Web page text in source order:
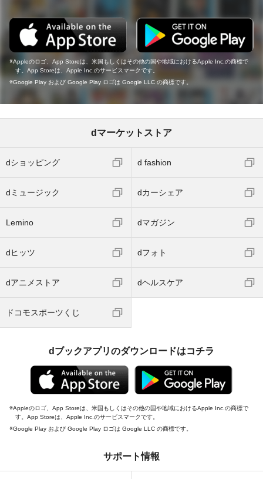
Appleのロゴ、App Storeは、米国もしくはその他の国や地域におけるApple Inc.の商標で
す。App Storeは、Apple Inc.のサービスマークです。
Google Play および Google Play ロゴは Google LLC の商標です。
dマーケットストア
dショッピング d fashion
dミュージック dカーシェア
Lemino dマガジン
dヒッツ dフォト
dアニメストア dヘルスケア
ドコモスポーツくじ
dブックアプリのダウンロードはコチラ
Appleのロゴ、App Storeは、米国もしくはその他の国や地域におけるApple Inc.の商標で
す。App Storeは、Apple Inc.のサービスマークです。
Google Play および Google Play ロゴは Google LLC の商標です。
サポート情報